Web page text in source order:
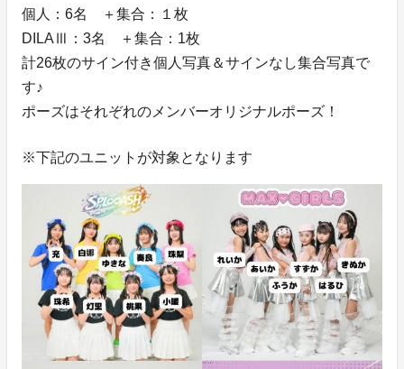
個人：6名 ＋集合：１枚
DILAⅢ：3名 ＋集合：1枚
計26枚のサイン付き個人写真＆サインなし集合写真で
す♪
ポーズはそれぞれのメンバーオリジナルポーズ！
※下記のユニットが対象となります